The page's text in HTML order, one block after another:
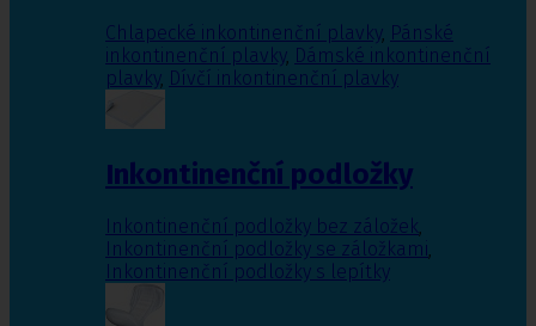
Chlapecké inkontinenční plavky, Pánské
inkontinenční plavky, Dámské inkontinenční
plavky, Dívčí inkontinenční plavky
Inkontinenční podložky
Inkontinenční podložky bez záložek,
Inkontinenční podložky se záložkami,
Inkontinenční podložky s lepítky